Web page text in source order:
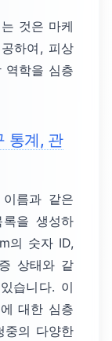
것은 마케
하여, 피상
역학을 심층
통계, 관
름과 같은
을 생성하
의 숫자 ID,
상태와 같
습니다. 이
대한 심층
중의 다양한